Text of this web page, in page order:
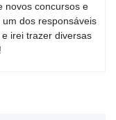
novos concursos e
dos responsáveis
irei trazer diversas